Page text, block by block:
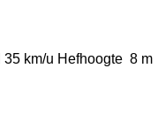
35 km/u Hefhoogte 8 m